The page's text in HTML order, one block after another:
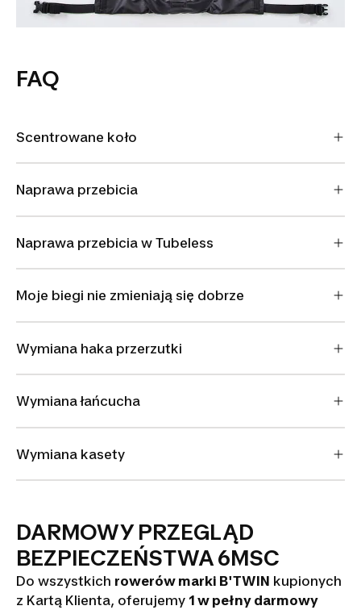
FAQ
Scentrowane koło
Naprawa przebicia
Naprawa przebicia w Tubeless
Moje biegi nie zmieniają się dobrze
Wymiana haka przerzutki
Wymiana łańcucha
Wymiana kasety
DARMOWY PRZEGLĄD
BEZPIECZEŃSTWA 6MSC
Do wszystkich rowerów marki B'TWIN kupionych
z Kartą Klienta, oferujemy 1 w pełny darmowy